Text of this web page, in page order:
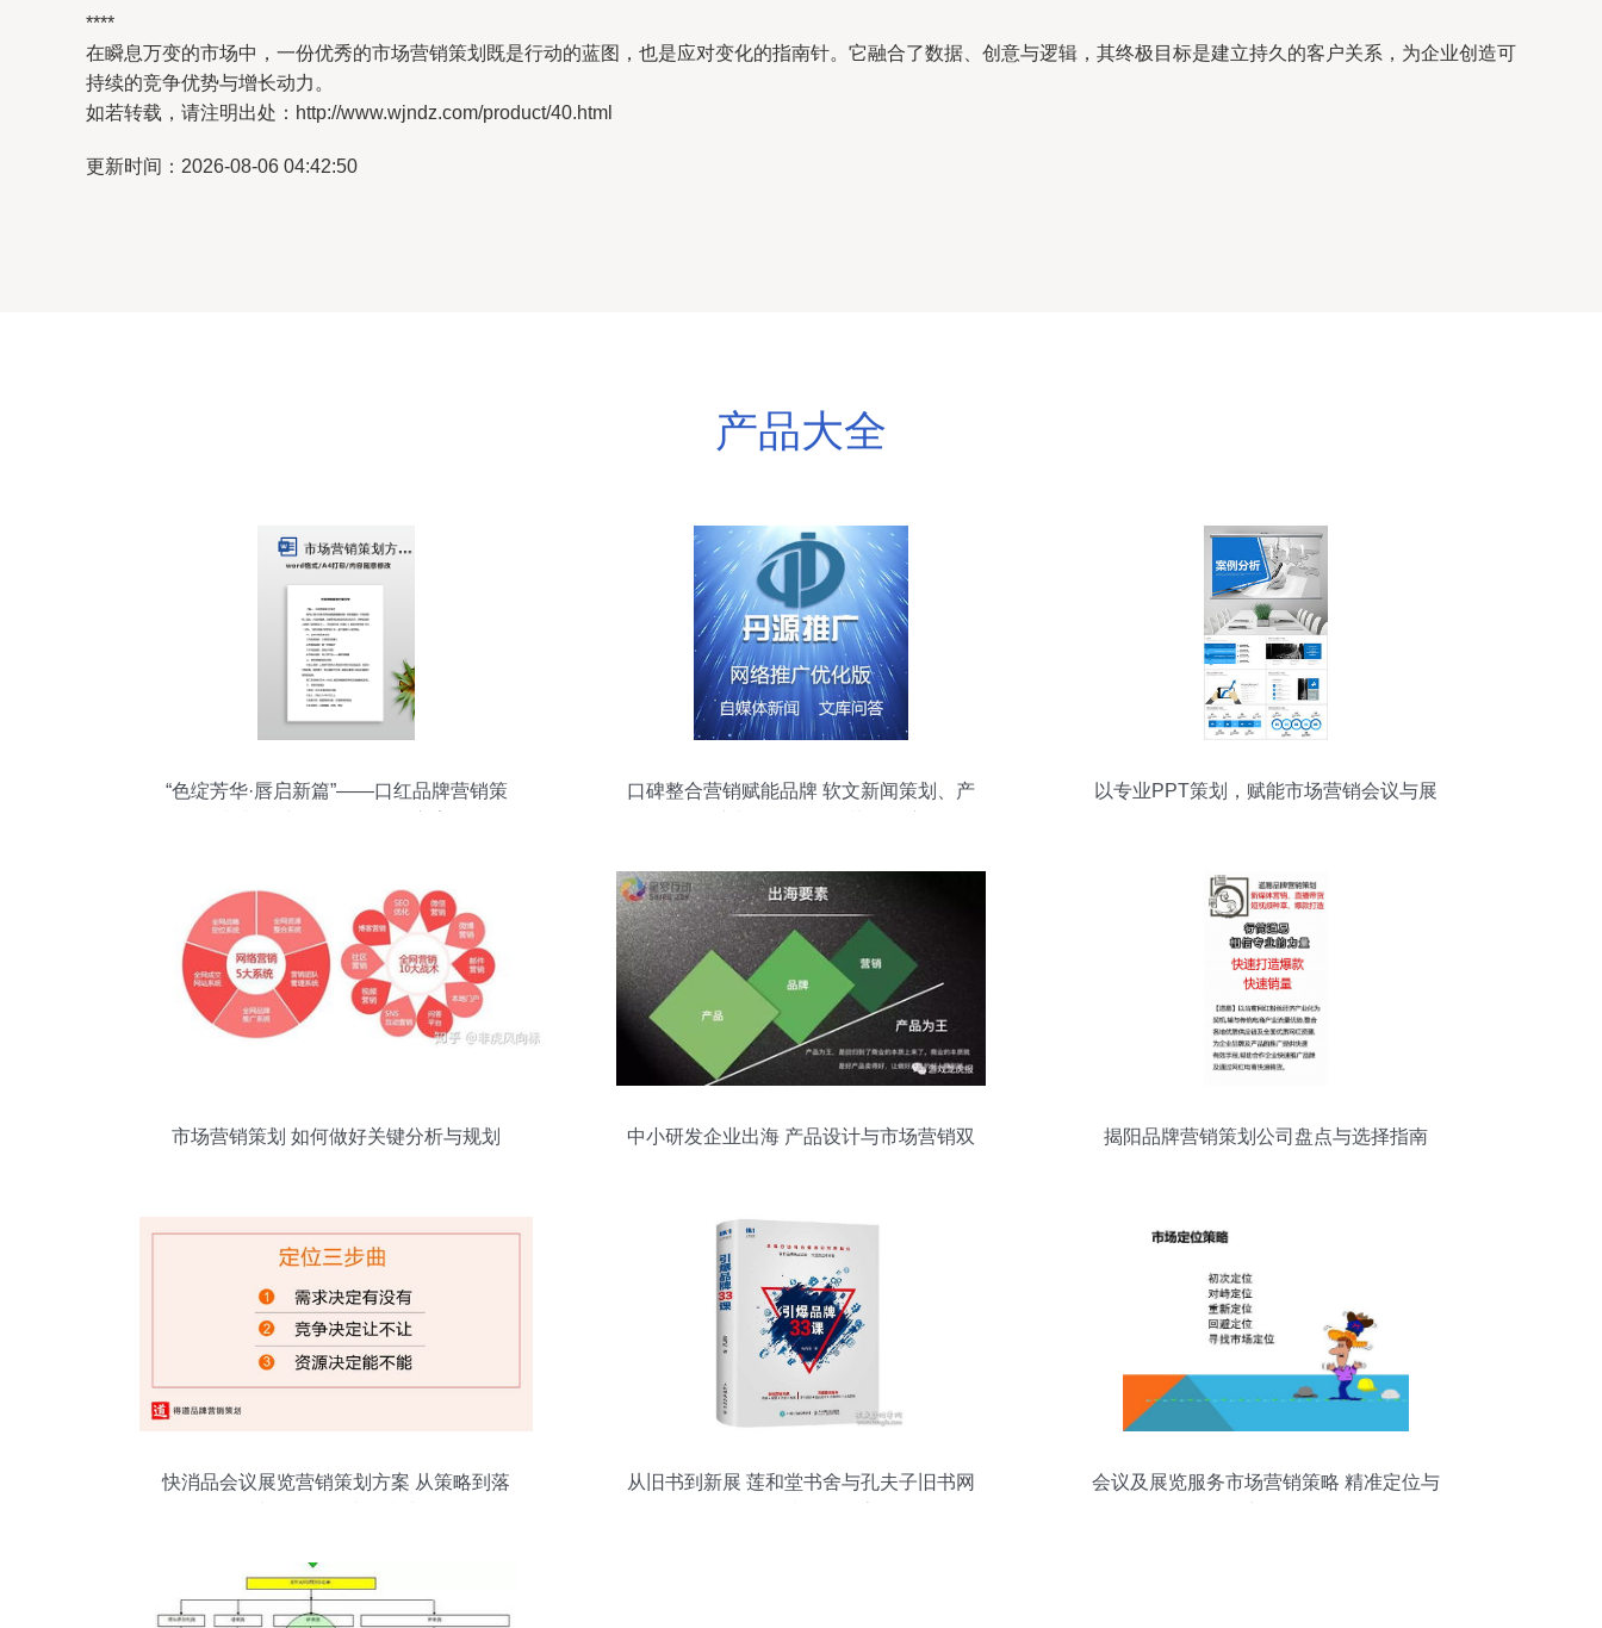
****
在瞬息万变的市场中，一份优秀的市场营销策划既是行动的蓝图，也是应对变化的指南针。它融合了数据、创意与逻辑，其终极目标是建立持久的客户关系，为企业创造可
持续的竞争优势与增长动力。
如若转载，请注明出处：http://www.wjndz.com/product/40.html
更新时间：2026-08-06 04:42:50
产品大全
“色绽芳华·唇启新篇”——口红品牌营销策
口碑整合营销赋能品牌 软文新闻策划、产
以专业PPT策划，赋能市场营销会议与展
市场营销策划 如何做好关键分析与规划
中小研发企业出海 产品设计与市场营销双
揭阳品牌营销策划公司盘点与选择指南
快消品会议展览营销策划方案 从策略到落
从旧书到新展 莲和堂书舍与孔夫子旧书网
会议及展览服务市场营销策略 精准定位与